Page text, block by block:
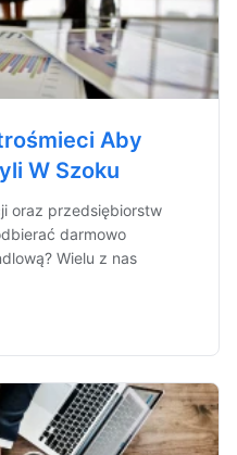
Aby
W Szoku
oraz przedsiębiorstw
darmowo
Wielu z nas